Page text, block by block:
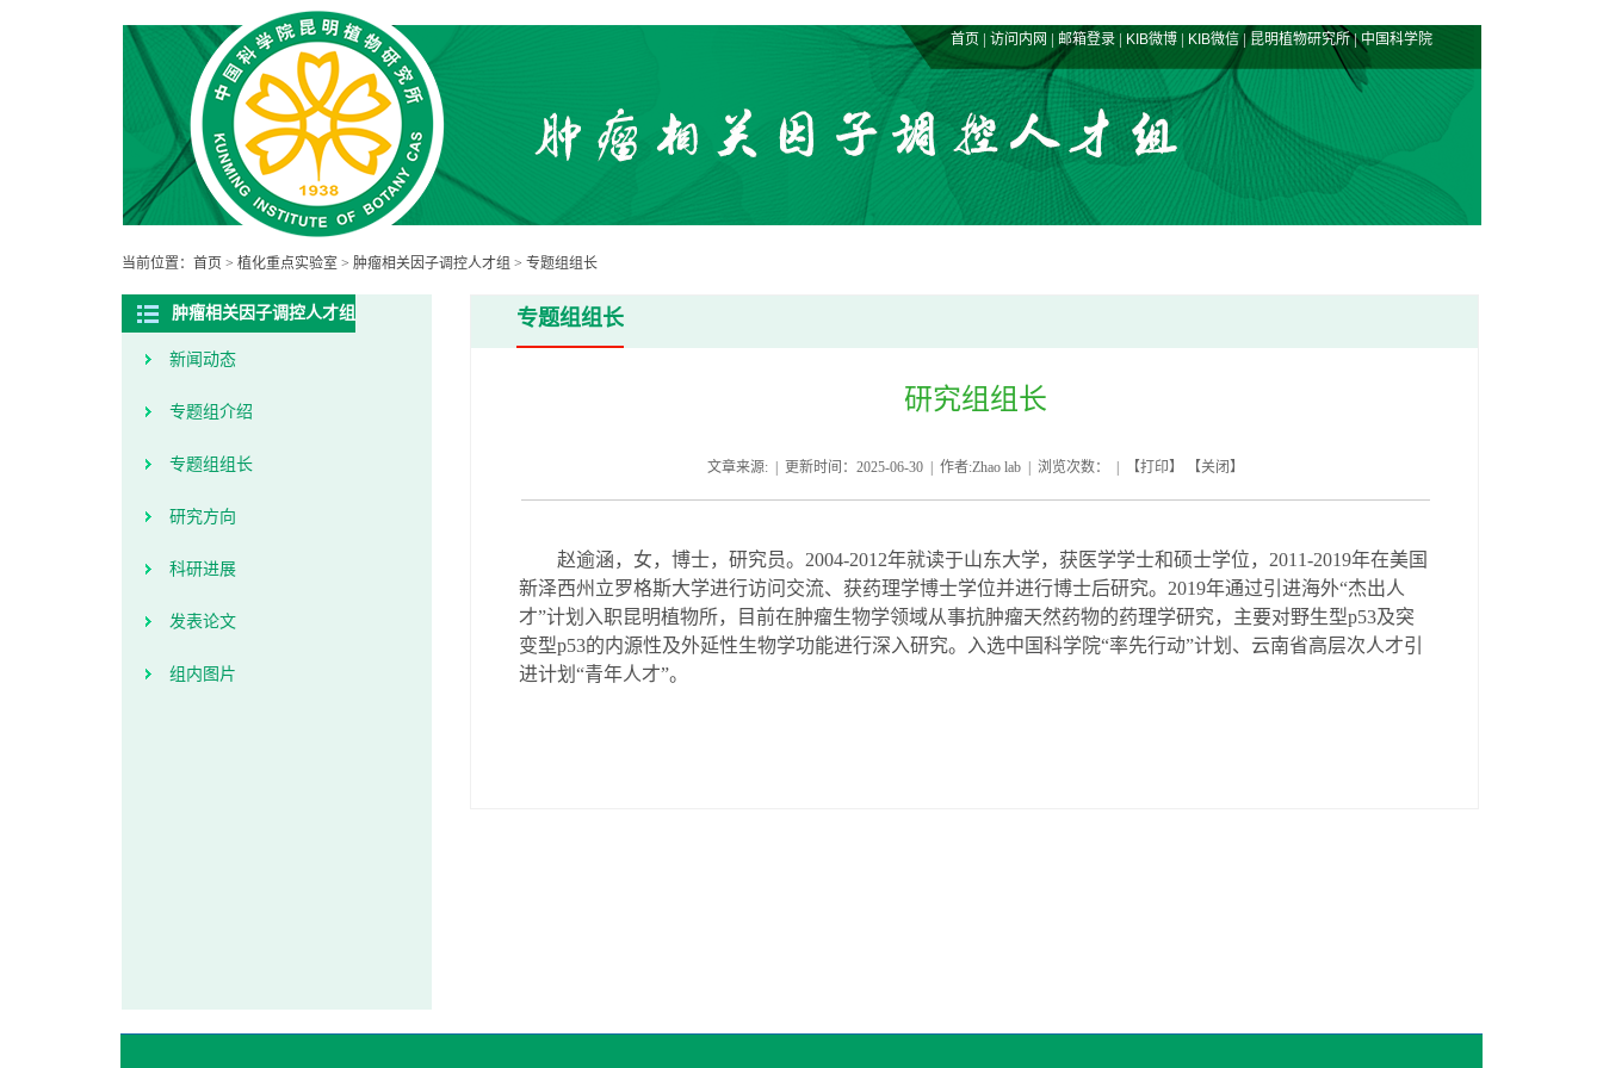
首页 | 访问内网 | 邮箱登录 | KIB微博 | KIB微信|昆明植物研究所|中国科学院
当前位置： 首页 > 植化重点实验室 > 肿瘤相关因子调控人才组 > 专题组组长
肿瘤相关因子调控人才组
新闻动态
专题组介绍
专题组组长
研究方向
科研进展
发表论文
组内图片
专题组组长
研究组组长
文章来源: | 更新时间：2025-06-30 | 作者:Zhao lab | 浏览次数： | 【打印】 【关闭 】
赵逾涵，女，博士，研究员。 2004-2012年就读于山东大学，获医学学士和硕士学位， 2011-2019年在美国
新泽西州立罗格斯大学进行访问交流、获药理学博士学位并进行博士后研究。 2019年通过引进海外“杰出人
才”计划入职昆明植物所，目前在肿瘤生物学领域从事抗肿瘤天然药物的药理学研究，主要对野生型p53及突
变型p53的内源性及外延性生物学功能进行深入研究。入选中国科学院“率先行动”计划、云南省高层次人才引
进计划“青年人才”。